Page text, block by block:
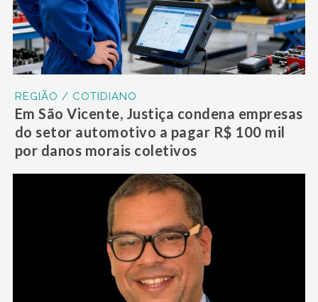
REGIÃO / COTIDIANO
Em São Vicente, Justiça condena empresas
do setor automotivo a pagar R$ 100 mil
por danos morais coletivos